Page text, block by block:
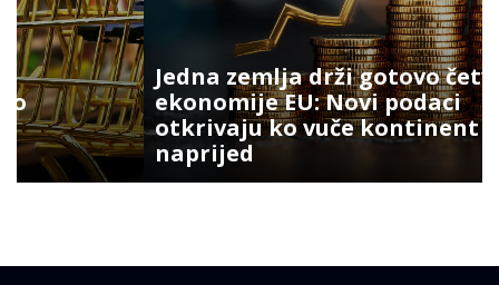
Jedna zemlja drži gotovo četvrtinu
ekonomije EU: Novi podaci
otkrivaju ko vuče kontinent
naprijed